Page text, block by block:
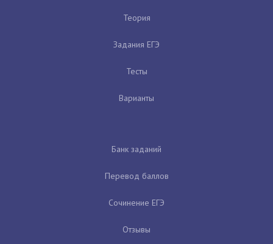
Теория
Задания ЕГЭ
Тесты
Варианты
Банк заданий
Перевод баллов
Сочинение ЕГЭ
Отзывы